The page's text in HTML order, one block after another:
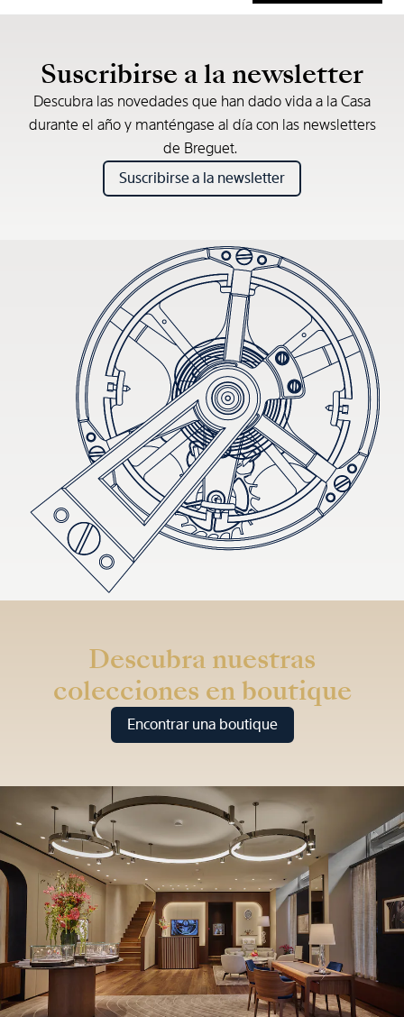
Suscribirse a la newsletter
Descubra las novedades que han dado vida a la Casa
durante el año y manténgase al día con las newsletters
de Breguet.
Suscribirse a la newsletter
Descubra nuestras
colecciones en boutique
Encontrar una boutique